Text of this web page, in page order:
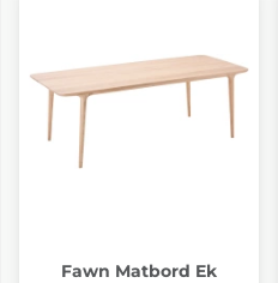
Fawn Matbord Ek